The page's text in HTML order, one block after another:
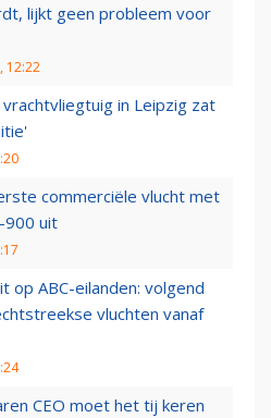
lijkt geen probleem voor
12:22
in Leipzig zat
commerciële vlucht met
900 uit
op ABC-eilanden: volgend
vluchten vanaf
CEO moet het tij keren